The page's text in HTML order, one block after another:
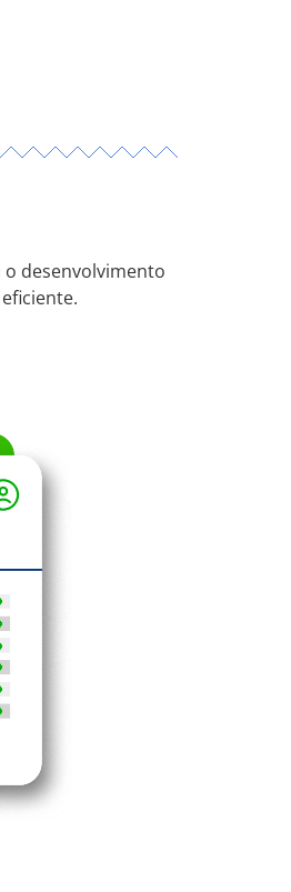
desenvolvimento